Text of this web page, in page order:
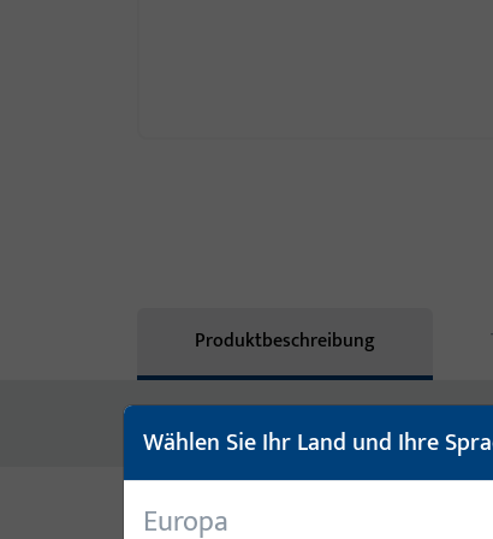
Produktbeschreibung
Wählen Sie Ihr Land und Ihre
Europa